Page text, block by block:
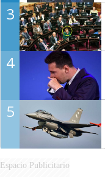
3
4
5
Espacio Publicitario